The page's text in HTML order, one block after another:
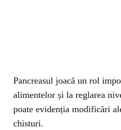
Pancreasul joacă un rol
alimentelor și la reglarea
poate evidenția modificări
chisturi.